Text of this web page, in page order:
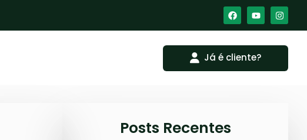
Já é cliente?
Posts Recentes